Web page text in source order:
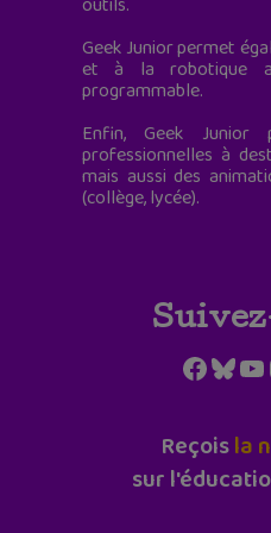
Geek Junior permet
et à la robotique
programmable.
Enfin, Geek Junior
professionnelles à
mais aussi des
(collège, lycée).
Reçoisla
sur